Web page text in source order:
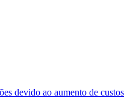
devido ao aumento de custos